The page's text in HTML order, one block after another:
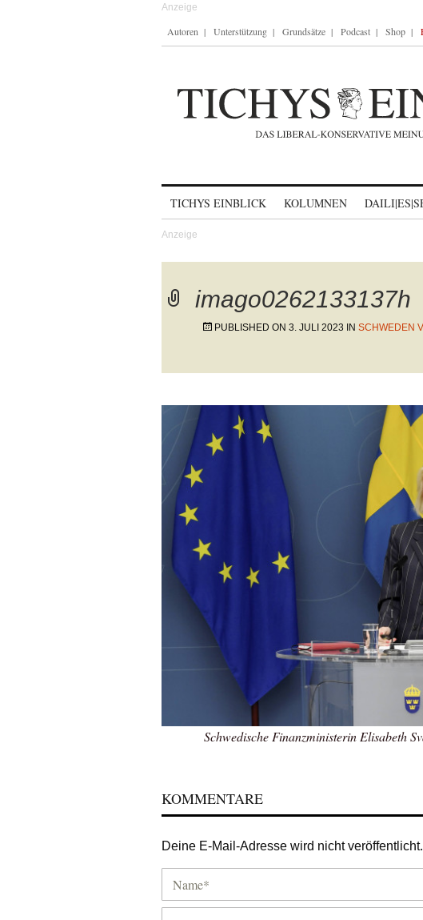
Autoren Unterstützung Grundsätze Podcast Shop
TICHYS EINBLICK KOLUMNEN
imago0262133137h
PUBLISHED ON 3. JULI 2023 IN SCHWEDEN
Schwedische Finanzministerin Elisabeth
KOMMENTARE
Deine E-Mail-Adresse wird nicht veröffentlicht.